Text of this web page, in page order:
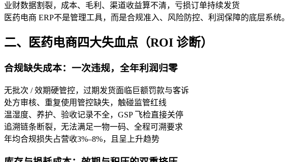
业财数据割裂，成本、毛利、渠道收益算不清，亏损订单持续发货
医药电商 ERP不是管理工具，而是合规准入、风险防控、利润保障的底层系统
二、医药电商四大失血点（ROI 诊断）
合规缺失成本：一次违规，全年利润归零
无批次 / 效期硬管控，过期发货面临巨额罚款与客诉
处方审核、重复使用管控缺失，触碰监管红线
温湿度、养护、验收记录不全，GSP 飞检直接关停
追溯链条断裂，无法满足一物一码、全程可溯要求
年均合规损失占营收3%–8%，且呈上升趋势